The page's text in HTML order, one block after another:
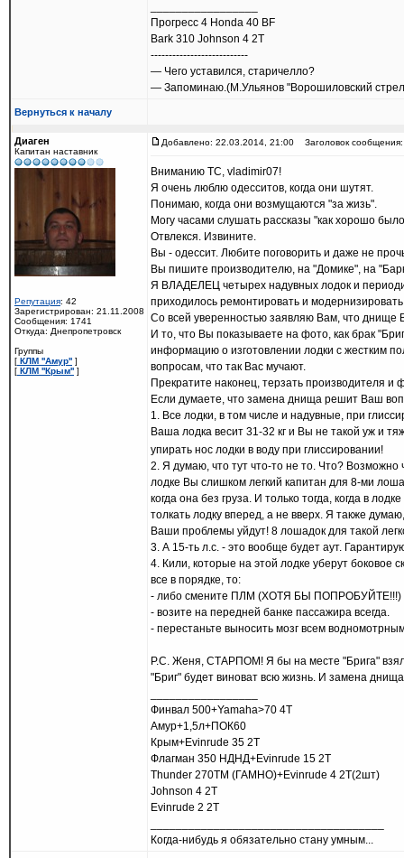
Прогресс 4 Honda 40 BF
Bark 310 Johnson 4 2T
---------------------------
— Чего уставился, старичелло?
— Запоминаю.(М.Ульянов "Ворошиловский
Вернуться к началу
Диаген
Капитан наставник
Репутация: 42
Зарегистрирован: 21.11.2008
Сообщения: 1741
Откуда: Днепропетровск
Группы
[ КЛМ ''Амур'' ]
[ КЛМ ''Крым'' ]
Добавлено: 22.03.2014, 21:00 Заголовок сообщения:
Вниманию ТС, vladimir07!
Я очень люблю одесситов, когда они шутят.
Понимаю, когда они возмущаются "за жизь".
Могу часами слушать рассказы "как хорошо
Отвлекся. Извините.
Вы - одессит. Любите поговорить и даже не
Вы пишите производителю, на "Домике", на
Я ВЛАДЕЛЕЦ четырех надувных лодок и
приходилось ремонтировать и
Со всей уверенностью заявляю Вам, что
И то, что Вы показываете на фото, как брак
информацию о изготовлении лодки с жестким
вопросам, что так Вас мучают.
Прекратите наконец, терзать производителя и
Если думаете, что замена днища решит Ваш
1. Все лодки, в том числе и надувные, при
Ваша лодка весит 31-32 кг и Вы не такой уж и
упирать нос лодки в воду при глиссировании!
2. Я думаю, что тут что-то не то. Что? Возможно
лодке Вы слишком легкий капитан для 8-ми
когда она без груза. И только тогда, когда в
толкать лодку вперед, а не вверх. Я также
Ваши проблемы уйдут! 8 лошадок для такой
3. А 15-ть л.с. - это вообще будет аут.
4. Кили, которые на этой лодке уберут
все в порядке, то:
- либо смените ПЛМ (ХОТЯ БЫ ПОПРОБУЙТЕ!!!)
- возите на передней банке пассажира всегда.
- перестаньте выносить мозг всем
Р.С. Женя, СТАРПОМ! Я бы на месте "Брига"
"Бриг" будет виноват всю жизнь. И замена
Финвал 500+Yamaha>70 4Т
Амур+1,5л+ПОК60
Крым+Evinrude 35 2Т
Флагман 350 НДНД+Evinrude 15 2Т
Thunder 270ТМ (ГАМНО)+Evinrude 4 2Т(2шт)
Johnson 4 2T
Evinrude 2 2Т
Когда-нибудь я обязательно стану умным...